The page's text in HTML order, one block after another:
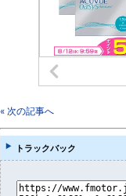
« 次の記事へ
トラックバック